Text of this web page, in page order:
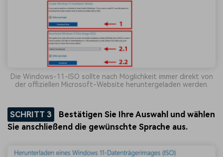
Die Windows-11-ISO sollte nach Möglichkeit immer direkt von
der offiziellen Microsoft-Website heruntergeladen werden.
SCHRITT 3
Bestätigen Sie Ihre Auswahl und wählen
Sie anschließend die gewünschte Sprache aus.